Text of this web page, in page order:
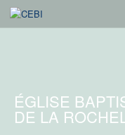
ÉGLISE
DE LA